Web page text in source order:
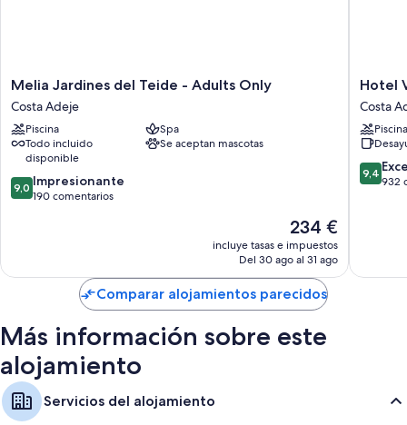
Melia
Jardines
del
Teide
-
Adults
Only
Costa
Melia Jardines del Teide - Adults Only
Costa Adeje
Piscina
Spa
Todo incluido
disponible
Se aceptan mascotas
9.0
sobre
9,0 Impresionante
190 comentarios
El
precio
actual
de
234 €
234 €
incluye tasas e impuestos
Del 30 ago al 31 ago
Hotel
Vincci
La
del
Sur
Hotel
Costa
Piscina
9.4
sobre
9,4
932
Comparar alojamientos parecidos
Más información sobre este
alojamiento
Servicios del alojamiento